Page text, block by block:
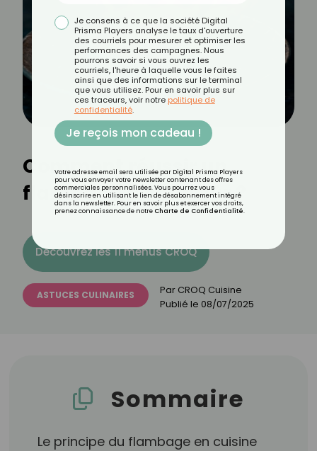
Comment réussir un
flambage à coup sûr ?
Découvrez les 11 menus CROQ
ASTUCES CULINAIRES Par CROQ Cuisine
Publié le 08/07/2025
Sommaire
Le principe du flambage en cuisine
Je consens à ce que la société Digital
Prisma Players analyse le taux d'ouverture
des courriels pour mesurer et optimiser les
performances des campagnes. Nous
pourrons savoir si vous ouvrez les
courriels, l'heure à laquelle vous le faites
ainsi que des informations sur le terminal
que vous utilisez. Pour en savoir plus sur
ces traceurs, voir notre politique de
confidentialité.
Je reçois mon cadeau !
Votre adresse email sera utilisée par Digital Prisma Players
pour vous envoyer votre newsletter contenant des offres
commerciales personnalisées. Vous pourrez vous
désinscrire en utilisant le lien de désabonnement intégré
dans la newsletter. Pour en savoir plus et exercer vos droits,
prenez connaissance de notre Charte de Confidentialité.